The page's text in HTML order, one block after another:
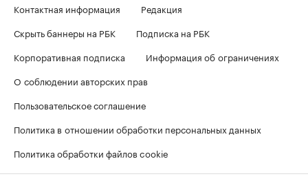
Контактная информация
Редакция
Скрыть баннеры на РБК
Подписка на РБК
Корпоративная подписка
Информация об ограничениях
О соблюдении авторских прав
Пользовательское соглашение
Политика в отношении обработки персональных данных
Политика обработки файлов cookie